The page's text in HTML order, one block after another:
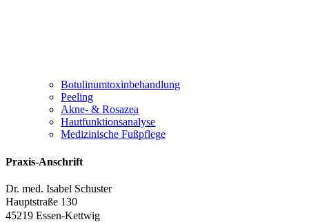
Botulinumtoxinbehandlung
Peeling
Akne- & Rosazea
Hautfunktionsanalyse
Medizinische Fußpflege
Praxis-Anschrift
Dr. med. Isabel Schuster
Hauptstraße 130
45219 Essen-Kettwig